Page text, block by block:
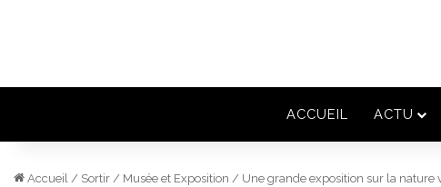
ACCUEIL ACTU
Accueil / Sortir / Musée et Exposition / Une grande exposition sur la nature